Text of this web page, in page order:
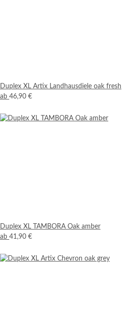
Duplex XL Artix Landhausdiele oak fresh
ab 46,90 €
Duplex XL TAMBORA Oak amber
ab 41,90 €